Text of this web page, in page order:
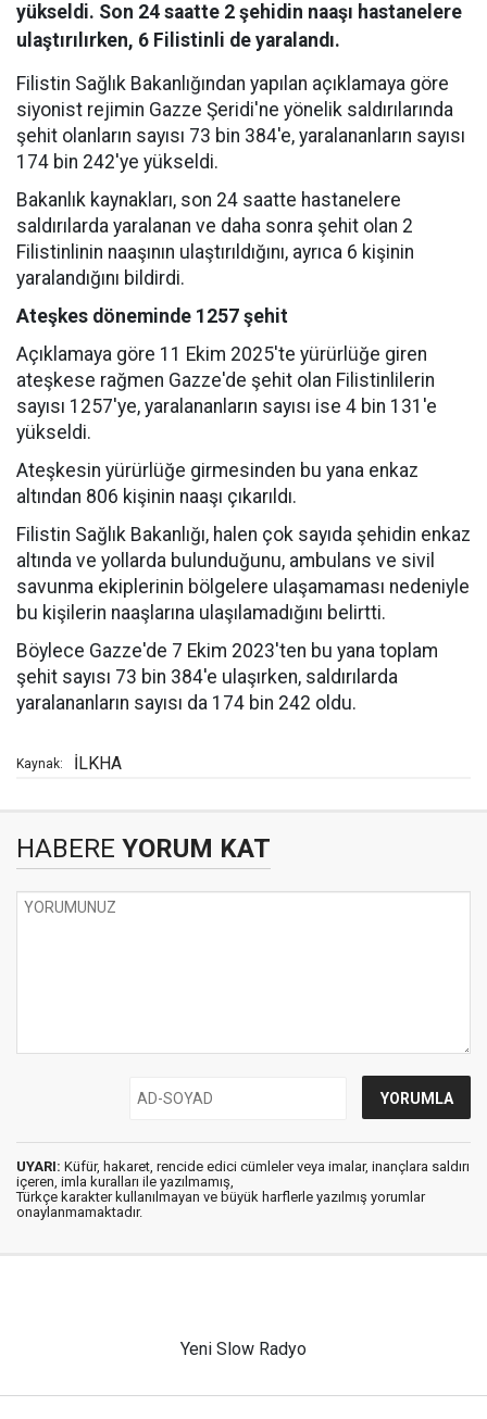
yükseldi. Son 24 saatte 2 şehidin naaşı hastanelere
ulaştırılırken, 6 Filistinli de yaralandı.
Filistin Sağlık Bakanlığından yapılan açıklamaya göre
siyonist rejimin Gazze Şeridi'ne yönelik saldırılarında
şehit olanların sayısı 73 bin 384'e, yaralananların sayısı
174 bin 242'ye yükseldi.
Bakanlık kaynakları, son 24 saatte hastanelere
saldırılarda yaralanan ve daha sonra şehit olan 2
Filistinlinin naaşının ulaştırıldığını, ayrıca 6 kişinin
yaralandığını bildirdi.
Ateşkes döneminde 1257 şehit
Açıklamaya göre 11 Ekim 2025'te yürürlüğe giren
ateşkese rağmen Gazze'de şehit olan Filistinlilerin
sayısı 1257'ye, yaralananların sayısı ise 4 bin 131'e
yükseldi.
Ateşkesin yürürlüğe girmesinden bu yana enkaz
altından 806 kişinin naaşı çıkarıldı.
Filistin Sağlık Bakanlığı, halen çok sayıda şehidin enkaz
altında ve yollarda bulunduğunu, ambulans ve sivil
savunma ekiplerinin bölgelere ulaşamaması nedeniyle
bu kişilerin naaşlarına ulaşılamadığını belirtti.
Böylece Gazze'de 7 Ekim 2023'ten bu yana toplam
şehit sayısı 73 bin 384'e ulaşırken, saldırılarda
yaralananların sayısı da 174 bin 242 oldu.
Kaynak: İLKHA
HABERE YORUM KAT
UYARI: Küfür, hakaret, rencide edici cümleler veya imalar, inançlara saldırı
içeren, imla kuralları ile yazılmamış,
Türkçe karakter kullanılmayan ve büyük harflerle yazılmış yorumlar
onaylanmamaktadır.
Yeni Slow Radyo